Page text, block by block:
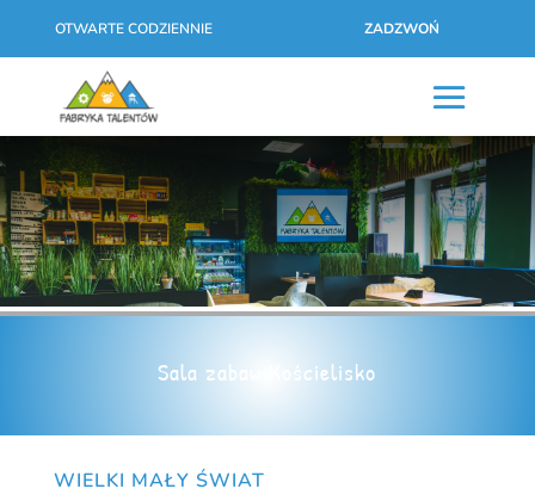
OTWARTE CODZIENNIE ZADZWOŃ
Sala zabaw Kościelisko
WIELKI MAŁY ŚWIAT